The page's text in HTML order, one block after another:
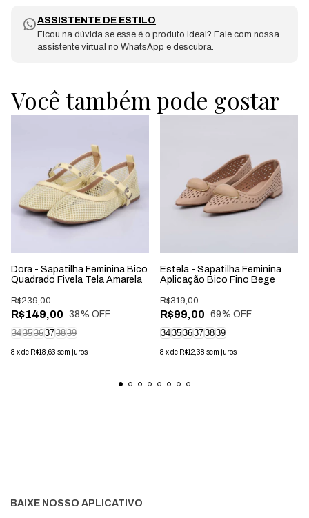
ASSISTENTE DE ESTILO
Ficou na dúvida se esse é o produto ideal? Fale com nossa
assistente virtual no WhatsApp e descubra.
Você também pode gostar
Dora - Sapatilha Feminina Bico
Quadrado Fivela Tela Amarela
R$149,00
R$239,00
38% OFF
343536373839
8 xde R$18,63 sem juros
Estela - Sapatilha Feminina
Aplicação Bico Fino Bege
R$99,00
R$319,00
69% OFF
343536373839
8 xde R$12,38 sem juros
BAIXE NOSSO APLICATIVO